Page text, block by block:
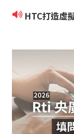
HTC打造虛